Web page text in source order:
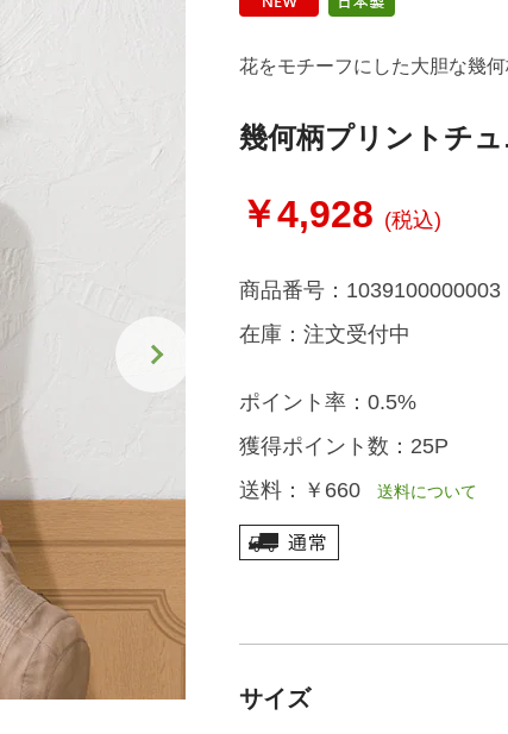
花をモチーフにした大胆な幾
幾何柄プリントチ
￥4,928 (税込)
商品番号： 1039100000003
在庫： 注文受付中
ポイント率： 0.5%
獲得ポイント数： 25P
送料： ￥660送料について
サイズ